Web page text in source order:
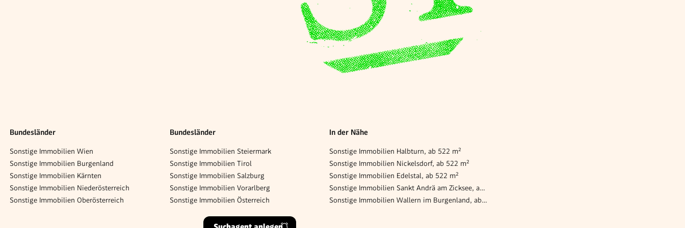
Bundesländer
Sonstige Immobilien Wien
Sonstige Immobilien Burgenland
Sonstige Immobilien Kärnten
Sonstige Immobilien Niederösterreich
Sonstige Immobilien Oberösterreich
Bundesländer
Sonstige Immobilien Steiermark
Sonstige Immobilien Tirol
Sonstige Immobilien Salzburg
Sonstige Immobilien Vorarlberg
Sonstige Immobilien Österreich
In der Nähe
Sonstige Immobilien Halbturn, ab 522 m²
Sonstige Immobilien Nickelsdorf, ab 522 m²
Sonstige Immobilien Edelstal, ab 522 m²
Sonstige Immobilien Sankt Andrä am Zicksee, ab 522 m²
Sonstige Immobilien Wallern im Burgenland, ab 522 m²